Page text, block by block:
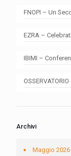
FNOPI – Un
EZRA –
IBIMI –
Archivi
Maggio 2026